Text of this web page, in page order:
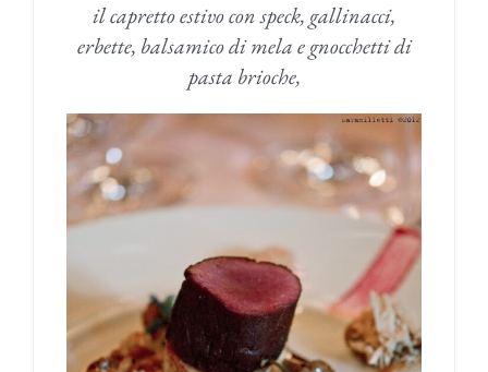
il capretto estivo con speck, gallinacci,
erbette, balsamico di mela e gnocchetti di
pasta brioche,